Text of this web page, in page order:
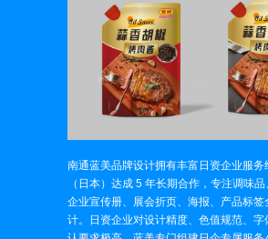
南通蓝美品牌设计拥有丰富日资企业服务
（日本）达成 5 年长期合作，专注调味
企业宣传册、展会折页、海报、产品标签
计。日资企业对设计精度、色值规范、字